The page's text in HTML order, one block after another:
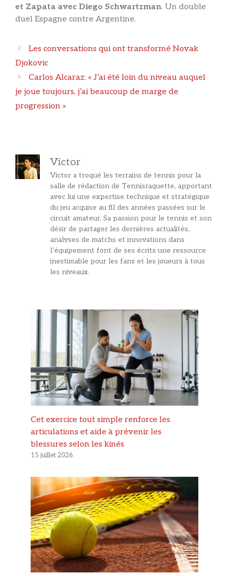
et Zapata avec Diego Schwartzman. Un double
duel Espagne contre Argentine.
Navigation
des
Les conversations qui ont transformé Novak
Djokovic
Carlos Alcaraz: « J’ai été loin du niveau auquel
je joue toujours, j’ai beaucoup de marge de
progression »
Victor
Victor a troqué les terrains de tennis pour la
salle de rédaction de Tennisraquette, apportant
avec lui une expertise technique et stratégique
du jeu acquise au fil des années passées sur le
circuit amateur. Sa passion pour le tennis et son
désir de partager les dernières actualités,
analyses de matchs et innovations dans
l’équipement font de ses écrits une ressource
inestimable pour les fans et les joueurs à tous
les niveaux.
Cet exercice tout simple renforce les
articulations et aide à prévenir les
blessures selon les kinés
15 juillet 2026